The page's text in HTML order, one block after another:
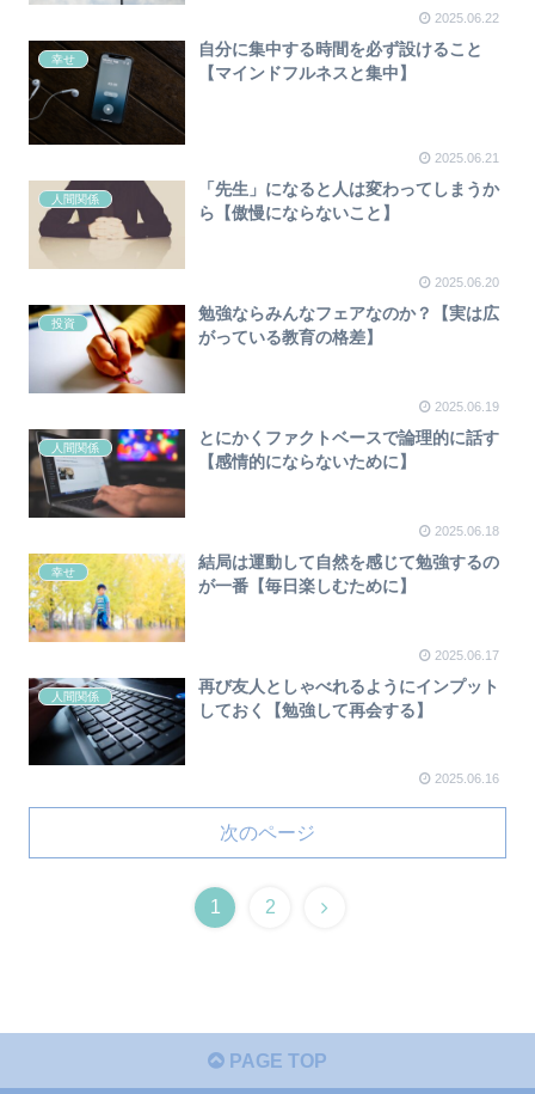
2025.06.22
幸せ
自分に集中する時間を必ず設けること
【マインドフルネスと集中】
2025.06.21
人間関係
「先生」になると人は変わってしまうか
ら【傲慢にならないこと】
2025.06.20
投資
勉強ならみんなフェアなのか？【実は広
がっている教育の格差】
2025.06.19
人間関係
とにかくファクトベースで論理的に話す
【感情的にならないために】
2025.06.18
幸せ
結局は運動して自然を感じて勉強するの
が一番【毎日楽しむために】
2025.06.17
人間関係
再び友人としゃべれるようにインプット
しておく【勉強して再会する】
2025.06.16
次のページ
1 2
PAGE TOP